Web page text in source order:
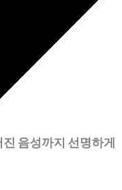
음성까지 선명하게